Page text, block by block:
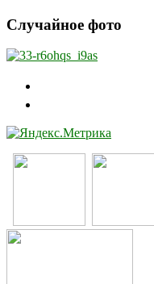
Случайное фото